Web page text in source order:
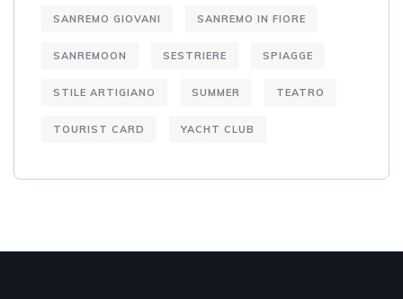
SANREMO GIOVANI SANREMO IN FIORE
SANREMOON SESTRIERE SPIAGGE
STILE ARTIGIANO SUMMER TEATRO
TOURIST CARD YACHT CLUB